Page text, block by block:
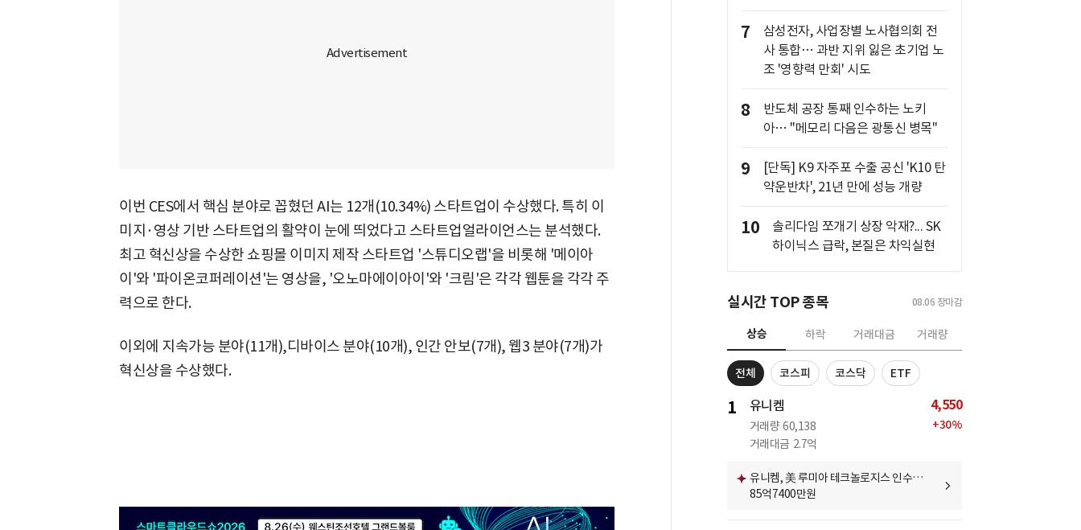
이번 CES에서 핵심 분야로 꼽혔던 AI는 12개(10.34%) 스타트업이 수상했다. 특히 이
미지·영상 기반 스타트업의 활약이 눈에 띄었다고 스타트업얼라이언스는 분석했다.
최고 혁신상을 수상한 쇼핑몰 이미지 제작 스타트업 '스튜디오랩'을 비롯해 '메이아
이'와 '파이온코퍼레이션'는 영상을, '오노마에이아이'와 '크림'은 각각 웹툰을 각각 주
력으로 한다.
이외에 지속가능 분야(11개),디바이스 분야(10개), 인간 안보(7개), 웹3 분야(7개)가
혁신상을 수상했다.
7
삼성전자, 사업장별 노사협의회 전
사 통합… 과반 지위 잃은 초기업 노
조 '영향력 만회' 시도
8
반도체 공장 통째 인수하는 노키
아… "메모리 다음은 광통신 병목"
9
[단독] K9 자주포 수출 공신 'K10 탄
약운반차', 21년 만에 성능 개량
10
솔리다임 쪼개기 상장 악재?... SK
하이닉스 급락, 본질은 차익실현
실시간 TOP 종목 08.06 장마감
상승 하락 거래대금 거래량
전체 코스피 코스닥 ETF
1 유니켐
거래량 60,138
거래대금 2.7억
4,550
+30%
유니켐, 美 루미아 테크놀로지스 인수…
85억7400만원